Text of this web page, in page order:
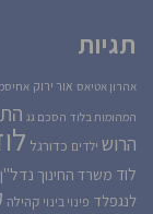
תגיות
אהרון אטיאס אור ירוק
המהומות בלוד הסכם גג
הרוש ילדים כדורגל
לוד משרד החינוך נדל''ן
לנגפלד פינוי בינוי קהילה